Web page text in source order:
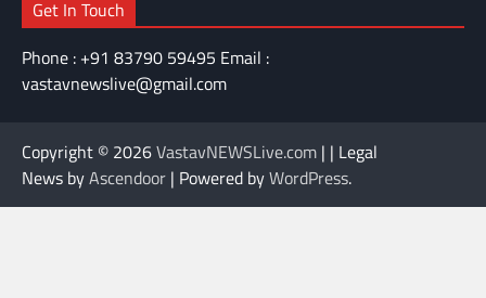
Get In Touch
Phone : +91 83790 59495 Email :
vastavnewslive@gmail.com
Copyright © 2026VastavNEWSLive.com | | Legal
News byAscendoor | Powered byWordPress.